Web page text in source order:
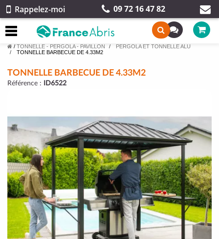
Rappelez-moi 09 72 16 47 82
/ TONNELLE - PERGOLA - PAVILLON
PERGOLA ET TONNELLE ALU
TONNELLE BARBECUE DE 4.33M2
TONNELLE BARBECUE DE 4.33M2
Référence : ID6522